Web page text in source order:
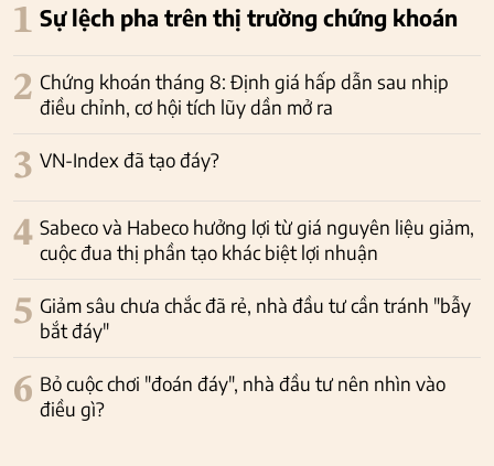
1 Sự lệch pha trên thị trường chứng khoán
2 Chứng khoán tháng 8: Định giá hấp dẫn sau nhịp
điều chỉnh, cơ hội tích lũy dần mở ra
3 VN-Index đã tạo đáy?
4 Sabeco và Habeco hưởng lợi từ giá nguyên liệu giảm,
cuộc đua thị phần tạo khác biệt lợi nhuận
5 Giảm sâu chưa chắc đã rẻ, nhà đầu tư cần tránh "bẫy
bắt đáy"
6 Bỏ cuộc chơi "đoán đáy", nhà đầu tư nên nhìn vào
điều gì?